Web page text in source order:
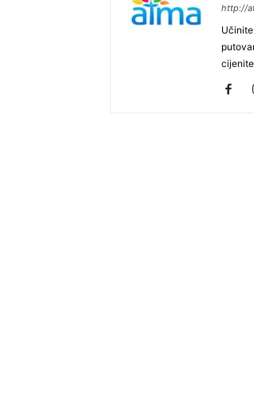
http://